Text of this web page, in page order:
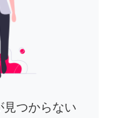
見つからない